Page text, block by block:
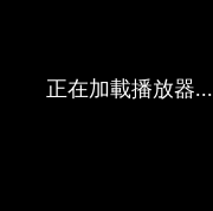
正在加載播放器...